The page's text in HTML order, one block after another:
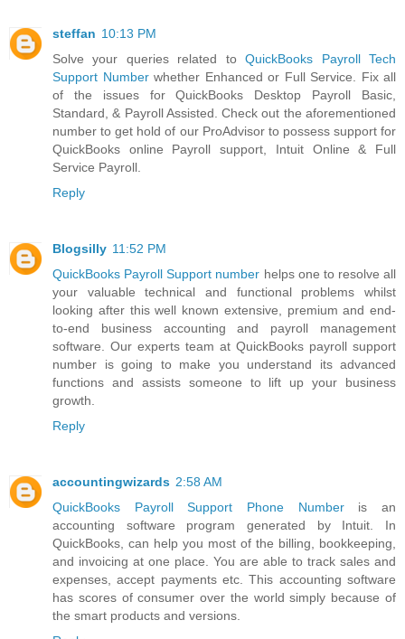
steffan 10:13 PM
Solve your queries related toQuickBooks Payroll Tech
Support Numberwhether Enhanced or Full Service. Fix all
of the issues for QuickBooks Desktop Payroll Basic,
Standard, & Payroll Assisted. Check out the aforementioned
number to get hold of our ProAdvisor to possess support for
QuickBooks online Payroll support, Intuit Online & Full
Service Payroll.
Reply
Blogsilly 11:52 PM
QuickBooks Payroll Support number helps one to resolve all
your valuable technical and functional problems whilst
looking after this well known extensive, premium and end-
to-end business accounting and payroll management
software. Our experts team at QuickBooks payroll support
number is going to make you understand its advanced
functions and assists someone to lift up your business
growth.
Reply
accountingwizards 2:58 AM
QuickBooks Payroll Support Phone Numberis an
accounting software program generated by Intuit. In
QuickBooks, can help you most of the billing, bookkeeping,
and invoicing at one place. You are able to track sales and
expenses, accept payments etc. This accounting software
has scores of consumer over the world simply because of
the smart products and versions.